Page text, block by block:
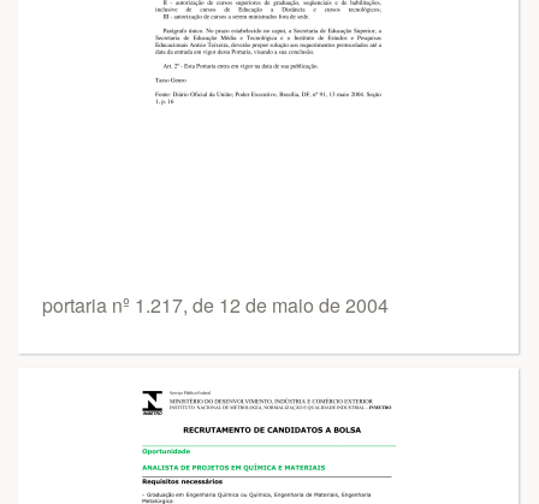
portaria nº 1.217, de 12 de maio de 2004